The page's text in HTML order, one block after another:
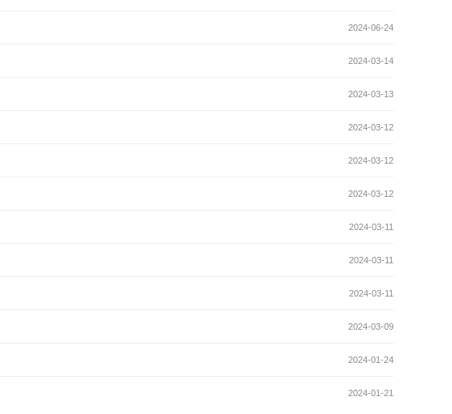
2024-06-24
2024-03-14
2024-03-13
2024-03-12
2024-03-12
2024-03-12
2024-03-11
2024-03-11
2024-03-11
2024-03-09
2024-01-24
2024-01-21